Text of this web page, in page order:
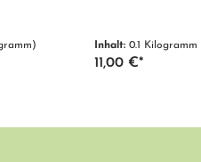
Inhalt: 0.1 Kilogramm
11,00 €*